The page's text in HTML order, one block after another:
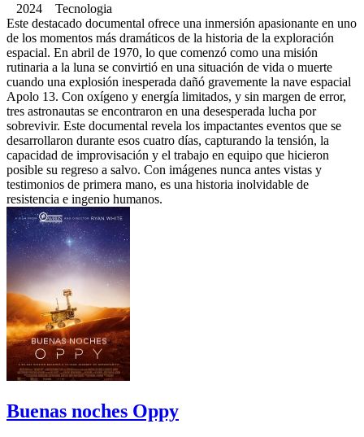
2024 Tecnologia
Este destacado documental ofrece una inmersión apasionante en uno
de los momentos más dramáticos de la historia de la exploración
espacial. En abril de 1970, lo que comenzó como una misión
rutinaria a la luna se convirtió en una situación de vida o muerte
cuando una explosión inesperada dañó gravemente la nave espacial
Apolo 13. Con oxígeno y energía limitados, y sin margen de error,
tres astronautas se encontraron en una desesperada lucha por
sobrevivir. Este documental revela los impactantes eventos que se
desarrollaron durante esos cuatro días, capturando la tensión, la
capacidad de improvisación y el trabajo en equipo que hicieron
posible su regreso a salvo. Con imágenes nunca antes vistas y
testimonios de primera mano, es una historia inolvidable de
resistencia e ingenio humanos.
Buenas noches Oppy